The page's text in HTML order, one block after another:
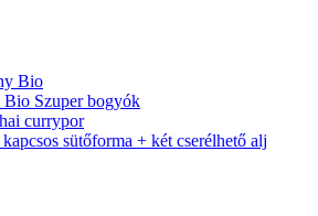
Bio
Bio Szuper bogyók
currypor
sütőforma + két cserélhető alj